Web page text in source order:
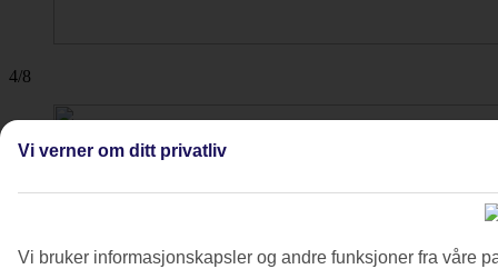
4/8
Vi verner om ditt privatliv
Vi bruker informasjonskapsler og andre funksjoner fra våre